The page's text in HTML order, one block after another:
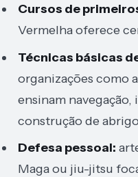
Cursos de
Vermelha oferece
Técnicas básicas
organizações como
ensinam
construção de
Defesa pessoal:
Maga ou jiu-jitsu